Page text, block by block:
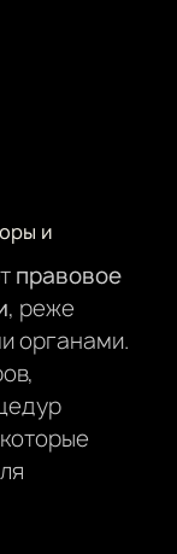
и
правовое
, реже
органами.